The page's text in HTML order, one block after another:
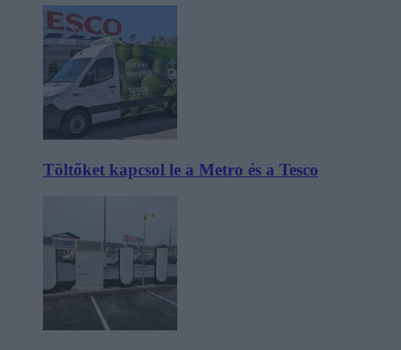
Töltőket kapcsol le a Metro és a Tesco